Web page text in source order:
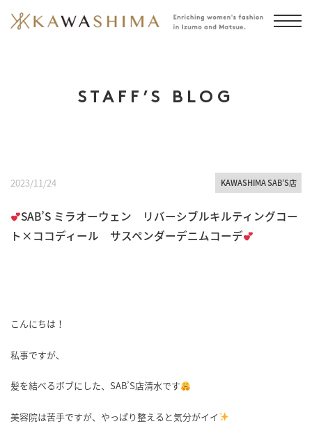
STAFF’S BLOG
2023/11/24 KAWASHIMA SAB’S店
SAB’S ミラオーウェン リバーシブルキルティングコー
ト×ココディール サスペンダーデニムコーデ
こんにちは！
私事ですが、
髪を結べるボブにした、SAB’S店清水です
美容院は苦手ですが、やっぱり整えると気分がイイ